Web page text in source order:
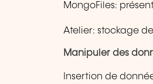
MongoFiles:
Atelier: stockage
Manipuler des
Insertion de